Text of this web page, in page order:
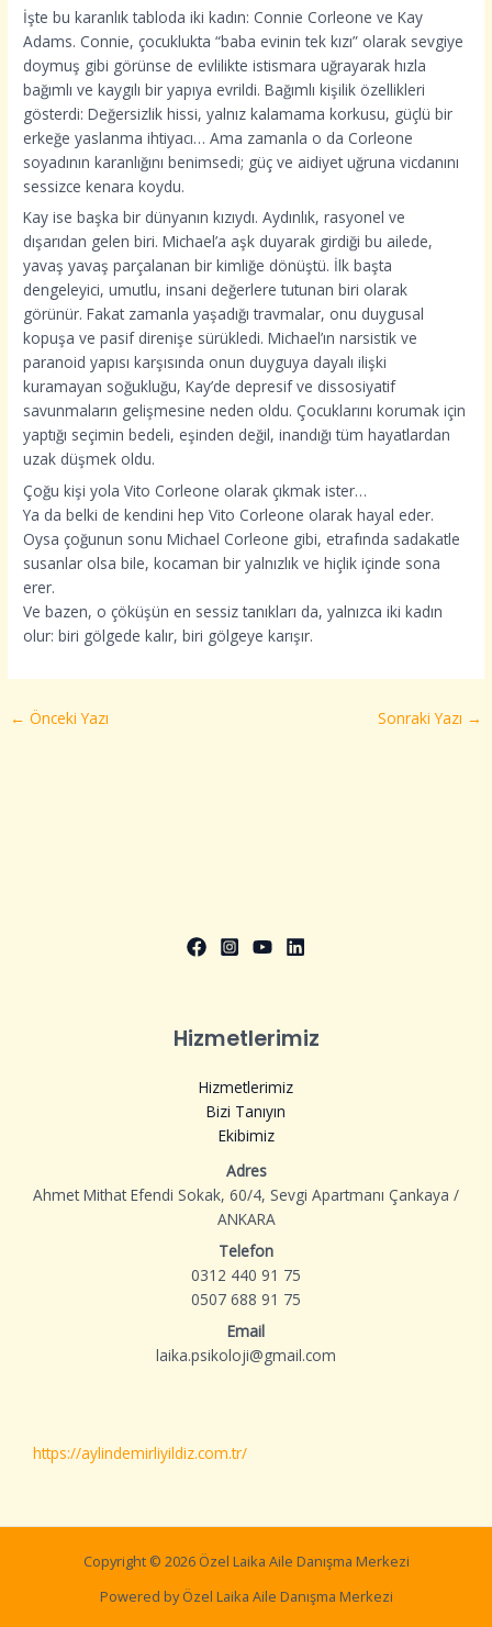
İşte bu karanlık tabloda iki kadın: Connie Corleone ve Kay
Adams. Connie, çocuklukta “baba evinin tek kızı” olarak sevgiye
doymuş gibi görünse de evlilikte istismara uğrayarak hızla
bağımlı ve kaygılı bir yapıya evrildi. Bağımlı kişilik özellikleri
gösterdi: Değersizlik hissi, yalnız kalamama korkusu, güçlü bir
erkeğe yaslanma ihtiyacı… Ama zamanla o da Corleone
soyadının karanlığını benimsedi; güç ve aidiyet uğruna vicdanını
sessizce kenara koydu.
Kay ise başka bir dünyanın kızıydı. Aydınlık, rasyonel ve
dışarıdan gelen biri. Michael’a aşk duyarak girdiği bu ailede,
yavaş yavaş parçalanan bir kimliğe dönüştü. İlk başta
dengeleyici, umutlu, insani değerlere tutunan biri olarak
görünür. Fakat zamanla yaşadığı travmalar, onu duygusal
kopuşa ve pasif direnişe sürükledi. Michael’ın narsistik ve
paranoid yapısı karşısında onun duyguya dayalı ilişki
kuramayan soğukluğu, Kay’de depresif ve dissosiyatif
savunmaların gelişmesine neden oldu. Çocuklarını korumak için
yaptığı seçimin bedeli, eşinden değil, inandığı tüm hayatlardan
uzak düşmek oldu.
Çoğu kişi yola Vito Corleone olarak çıkmak ister…
Ya da belki de kendini hep Vito Corleone olarak hayal eder.
Oysa çoğunun sonu Michael Corleone gibi, etrafında sadakatle
susanlar olsa bile, kocaman bir yalnızlık ve hiçlik içinde sona
erer.
Ve bazen, o çöküşün en sessiz tanıkları da, yalnızca iki kadın
olur: biri gölgede kalır, biri gölgeye karışır.
← Önceki Yazı Sonraki Yazı →
Hizmetlerimiz
Hizmetlerimiz
Bizi Tanıyın
Ekibimiz
Adres
Ahmet Mithat Efendi Sokak, 60/4, Sevgi Apartmanı Çankaya /
ANKARA
Telefon
0312 440 91 75
0507 688 91 75
Email
laika.psikoloji@gmail.com
https://aylindemirliyildiz.com.tr/
Copyright © 2026 Özel Laika Aile Danışma Merkezi
Powered by Özel Laika Aile Danışma Merkezi